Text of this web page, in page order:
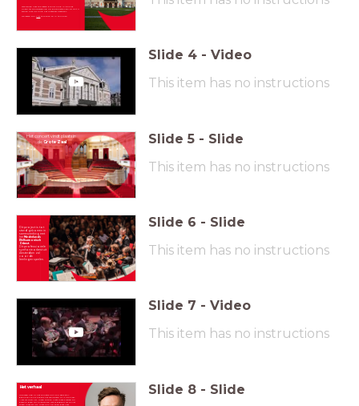
Benieuwd naar alle lessen die uw kind in de klas
krijgt ter voorbereiding op de voorstelling? Of wilt u
samen met uw kind het materiaal oefenen?
De lessen zijnhier te vinden en in te kijken
Slide 4 - Video
This item has no instructions
Het concert vindt plaats in
deGrote Zaal Slide 5 - Slide
This item has no instructions
Dit project is tot
stand gekomen in
samenwerking met
hetNederlands
Philharmonisch
Orkest.
Dit professionele
symfonieorkest uit
Amsterdam zal
voor de
leerlingen spelen.
Slide 6 - Slide
This item has no instructions
Slide 7 - Video
This item has no instructions
Hoe vaak heb jij het zinnetje ‘Zit nou eens stil!’
gehoord? Thuistijdens het avondeten of in de klas?
Maar als je stil zit, maak je toch niets mee? Precies! En
daarom gaanwij ontdekken wat er gebeurt als je niet
alleen maar stil zit, maar ook op zoek gaat naar
Het verhaal Slide 8 - Slide